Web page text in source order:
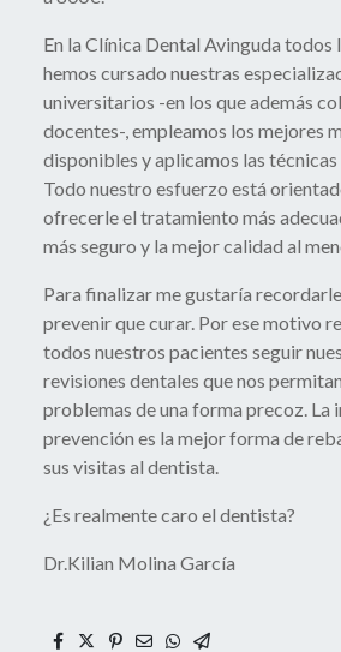
En la Clínica Dental Avinguda todos
hemos cursado nuestras
universitarios -en los que además
docentes-, empleamos los mejores
disponibles y aplicamos las
Todo nuestro esfuerzo está
ofrecerle el tratamiento más
más seguro y la mejor calidad al
Para finalizar me gustaría
prevenir que curar. Por ese motivo
todos nuestros pacientes seguir
revisiones dentales que nos
problemas de una forma precoz. La
prevención es la mejor forma de
sus visitas al dentista.
¿Es realmente caro el dentista?
Dr.Kilian Molina García